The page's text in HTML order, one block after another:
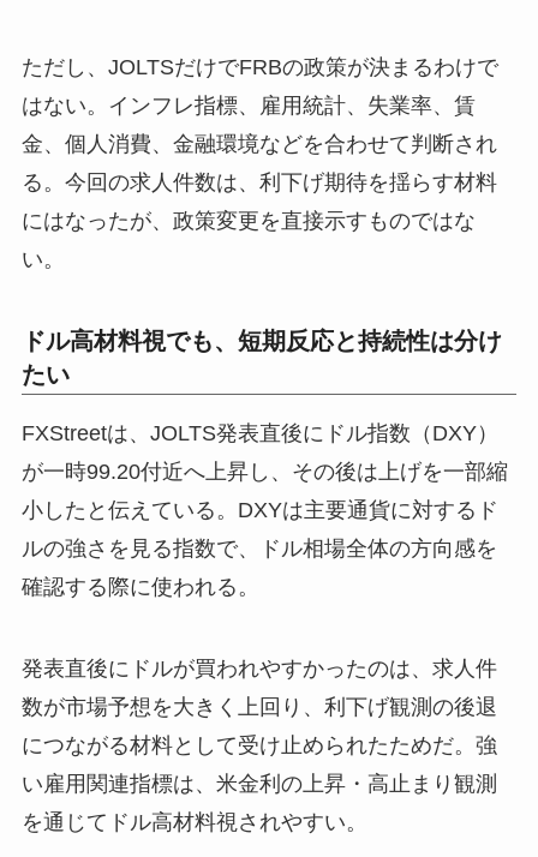
ただし、JOLTSだけでFRBの政策が決まるわけで
はない。インフレ指標、雇用統計、失業率、賃
金、個人消費、金融環境などを合わせて判断され
る。今回の求人件数は、利下げ期待を揺らす材料
にはなったが、政策変更を直接示すものではな
い。
ドル高材料視でも、短期反応と持続性は分け
たい
FXStreetは、JOLTS発表直後にドル指数（DXY）
が一時99.20付近へ上昇し、その後は上げを一部縮
小したと伝えている。DXYは主要通貨に対するド
ルの強さを見る指数で、ドル相場全体の方向感を
確認する際に使われる。
発表直後にドルが買われやすかったのは、求人件
数が市場予想を大きく上回り、利下げ観測の後退
につながる材料として受け止められたためだ。強
い雇用関連指標は、米金利の上昇・高止まり観測
を通じてドル高材料視されやすい。